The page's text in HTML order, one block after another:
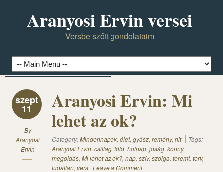
Aranyosi Ervin versei
Versbe szőtt gondolataim
szept
11
By
Aranyosi
Ervin
Aranyosi Ervin: Mi
lehet az ok?
Category:Mindennapok, élet, gyász, remény, hit
Tags:
Aranyosi Ervin, csillag, föld, holnap, jóság, könny,
megoldás, Mi lehet az ok?, nap, szív, szolga, teremt, terv,
tudatlan, vers Leave a Comment